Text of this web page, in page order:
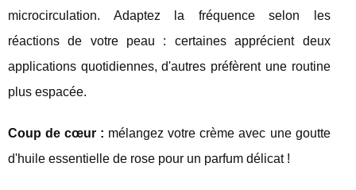
microcirculation. Adaptez la fréquence selon les
réactions de votre peau : certaines apprécient deux
applications quotidiennes, d'autres préfèrent une routine
plus espacée.
Coup de cœur : mélangez votre crème avec une goutte
d'huile essentielle de rose pour un parfum délicat !